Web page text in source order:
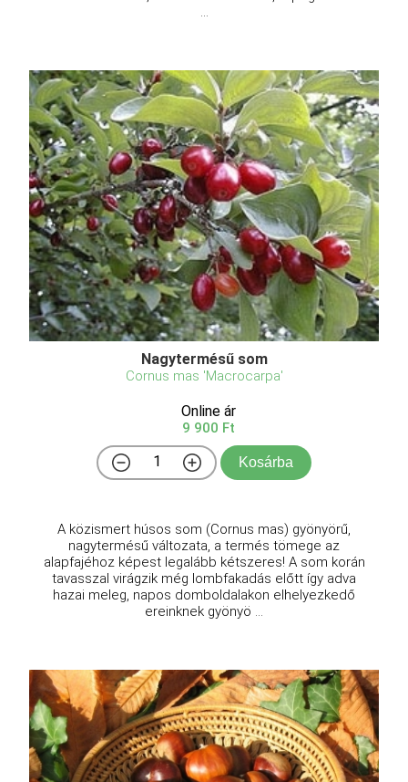
...
Nagytermésű som
Cornus mas 'Macrocarpa'
Online ár
9 900 Ft
Kosárba
A közismert húsos som (Cornus mas) gyönyörű,
nagytermésű változata, a termés tömege az
alapfajéhoz képest legalább kétszeres! A som korán
tavasszal virágzik még lombfakadás előtt így adva
hazai meleg, napos domboldalakon elhelyezkedő
ereinknek gyönyö ...